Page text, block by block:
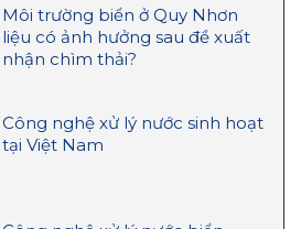
Môi trường biển ở Quy Nhơn
liệu có ảnh hưởng sau đề xuất
nhận chìm thải?
Công nghệ xử lý nước sinh hoạt
tại Việt Nam